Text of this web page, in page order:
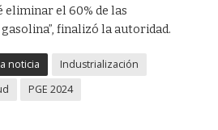
eliminar el 60% de las
finalizó la autoridad.
noticia
Industrialización
PGE 2024